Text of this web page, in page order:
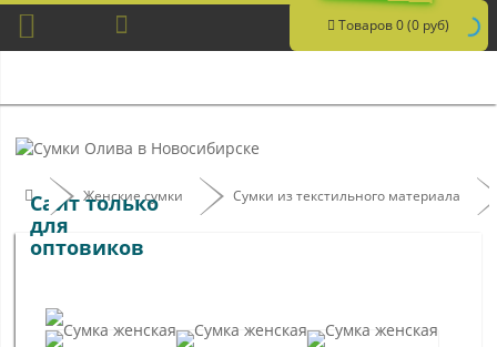
Товаров 0 (0 руб)
Сайт только
для
оптовиков
Женские сумки Сумки из текстильного материала